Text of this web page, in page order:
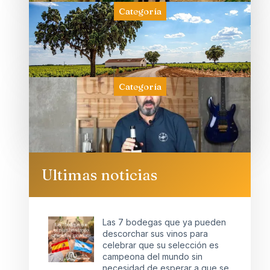
Categoría
Categoría
Ultimas noticias
Las 7 bodegas que ya pueden
descorchar sus vinos para
celebrar que su selección es
campeona del mundo sin
necesidad de esperar a que se